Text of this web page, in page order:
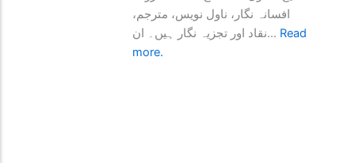
افسانہ نگار، ناول نویس، مترجم،
نقاد اور تجزیہ نگار ہیں۔ ان... Read
more.